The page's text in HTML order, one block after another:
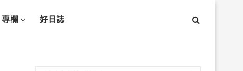
專欄 好日誌